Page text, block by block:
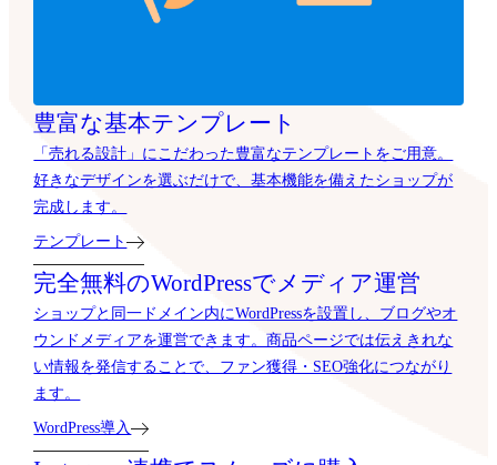
豊富な基本テンプレート
「売れる設計」にこだわった豊富なテンプレートをご用意。
好きなデザインを選ぶだけで、基本機能を備えたショップが
完成します。
テンプレート
完全無料のWordPressでメディア運営
ショップと同一ドメイン内にWordPressを設置し、ブログやオ
ウンドメディアを運営できます。商品ページでは伝えきれな
い情報を発信することで、ファン獲得・SEO強化につながり
ます。
WordPress導入